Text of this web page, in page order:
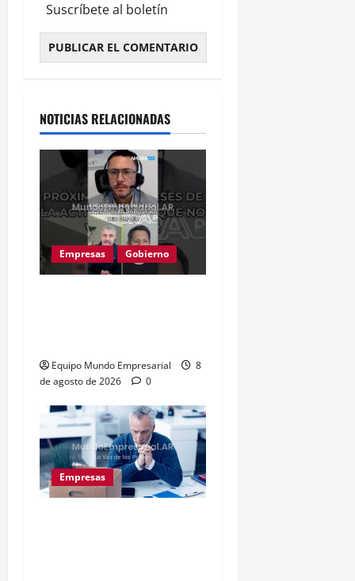
Suscríbete al boletín
NOTICIAS RELACIONADAS
Empresas Gobierno
Equipo Mundo Empresarial
8
de agosto de 2026
0
Empresas